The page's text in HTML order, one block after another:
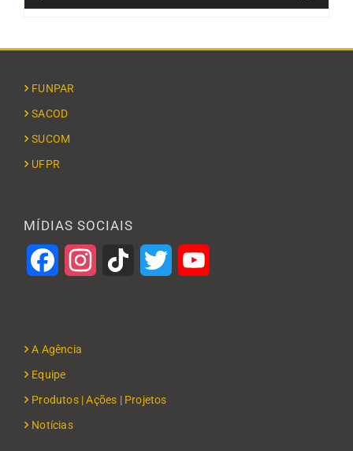
FUNPAR
SACOD
SUCOM
UFPR
MÍDIAS SOCIAIS
FacebookInstagramTikTok Twitter
A Agência
Equipe
Produtos | Ações | Projetos
Notícias